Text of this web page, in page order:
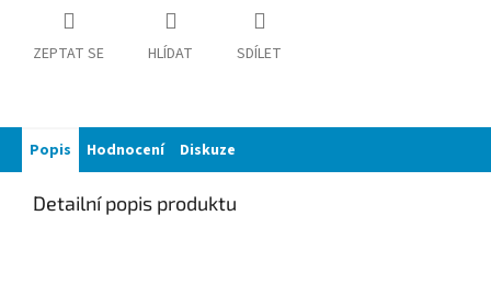
ZEPTAT SE HLÍDAT SDÍLET
Popis Hodnocení Diskuze
Detailní popis produktu